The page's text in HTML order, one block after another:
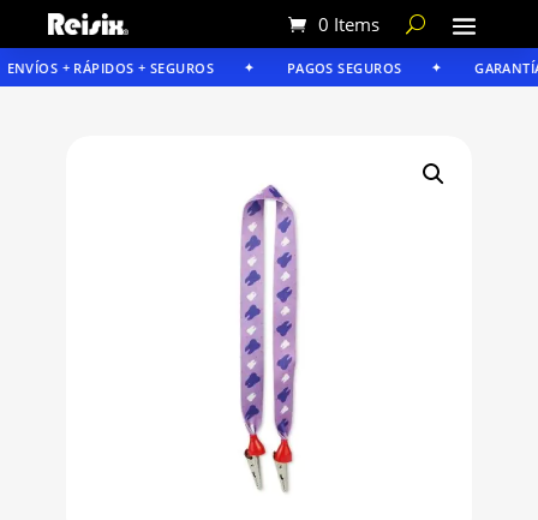
0 Items
+ RÁPIDOS + SEGUROS PAGOS SEGUROS GARANTÍA